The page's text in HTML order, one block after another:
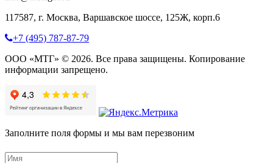
117587, г. Москва, Варшавское шоссе, 125Ж, корп.6
+7 (495) 787-87-79
ООО «МТГ» © 2026. Все права защищены. Копирование
информации запрещено.
Заполните поля формы и мы вам перезвоним